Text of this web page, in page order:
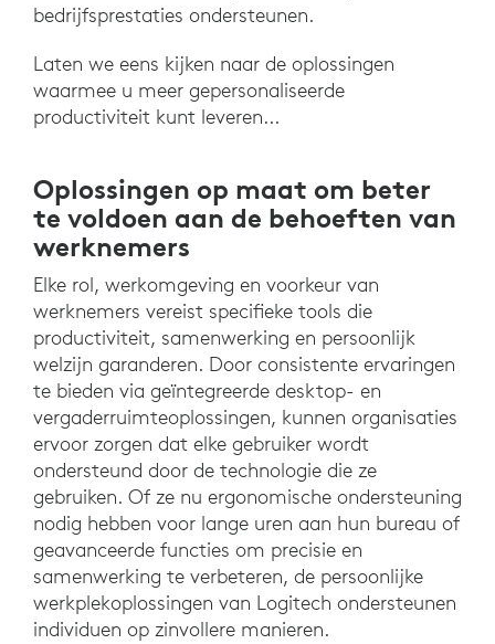
bedrijfsprestaties ondersteunen.
Laten we eens kijken naar de oplossingen
waarmee u meer gepersonaliseerde
productiviteit kunt leveren...
Oplossingen op maat om beter
te voldoen aan de behoeften van
werknemers
Elke rol, werkomgeving en voorkeur van
werknemers vereist specifieke tools die
productiviteit, samenwerking en persoonlijk
welzijn garanderen. Door consistente ervaringen
te bieden via geïntegreerde desktop- en
vergaderruimteoplossingen, kunnen organisaties
ervoor zorgen dat elke gebruiker wordt
ondersteund door de technologie die ze
gebruiken. Of ze nu ergonomische ondersteuning
nodig hebben voor lange uren aan hun bureau of
geavanceerde functies om precisie en
samenwerking te verbeteren, de persoonlijke
werkplekoplossingen van Logitech ondersteunen
individuen op zinvollere manieren.